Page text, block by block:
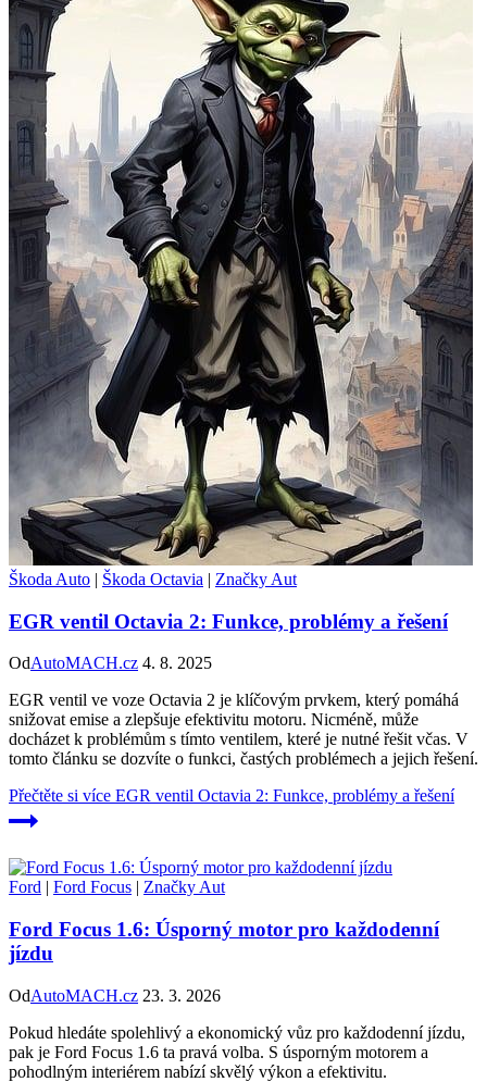
Škoda Auto | Škoda Octavia | Značky Aut
EGR ventil Octavia 2: Funkce, problémy a řešení
OdAutoMACH.cz 4. 8. 2025
EGR ventil ve voze Octavia 2 je klíčovým prvkem, který pomáhá
snižovat emise a zlepšuje efektivitu motoru. Nicméně, může
docházet k problémům s tímto ventilem, které je nutné řešit včas. V
tomto článku se dozvíte o funkci, častých problémech a jejich řešení.
Přečtěte si více EGR ventil Octavia 2: Funkce, problémy a řešení
Ford | Ford Focus | Značky Aut
Ford Focus 1.6: Úsporný motor pro každodenní
jízdu
OdAutoMACH.cz 23. 3. 2026
Pokud hledáte spolehlivý a ekonomický vůz pro každodenní jízdu,
pak je Ford Focus 1.6 ta pravá volba. S úsporným motorem a
pohodlným interiérem nabízí skvělý výkon a efektivitu.